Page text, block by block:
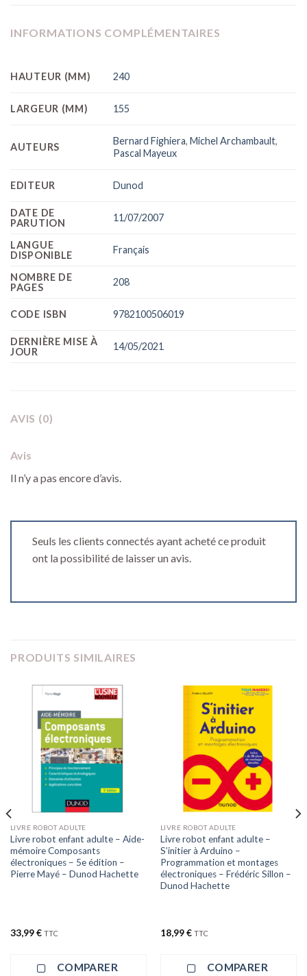
INFORMATIONS COMPLÉMENTAIRES
HAUTEUR (MM) 240
LARGEUR (MM) 155
AUTEURS
Bernard Fighiera,Michel Archambault,
Pascal Mayeux
EDITEUR Dunod
DATE DE
PARUTION
11/07/2007
LANGUE
DISPONIBLE
Français
NOMBRE DE
PAGES
208
CODE ISBN 9782100506019
DERNIÈRE MISE À
JOUR
14/05/2021
AVIS (0)
Avis
Il n’y a pas encore d’avis.
Seuls les clients connectés ayant acheté ce produit
ont la possibilité de laisser un avis.
PRODUITS SIMILAIRES
LIVRE ROBOT ADULTE
Livre robot enfant adulte – Aide-
mémoire Composants
électroniques – 5e édition –
Pierre Mayé – Dunod Hachette
33,99€ TTC
COMPARER
LIVRE ROBOT ADULTE
Livre robot enfant adulte –
S’initier à Arduino –
Programmation et montages
électroniques – Frédéric Sillon –
Dunod Hachette
18,99€ TTC
COMPARER